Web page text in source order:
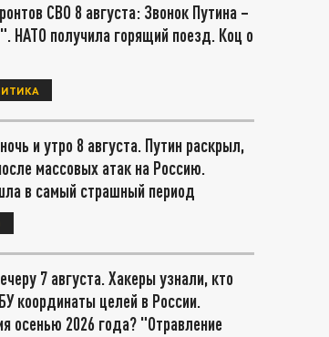
СВО 8 августа: Звонок Путина –
НАТО получила горящий поезд. Коц о
и утро 8 августа. Путин раскрыл,
массовых атак на Россию.
в самый страшный период
7 августа. Хакеры узнали, кто
координаты целей в России.
осенью 2026 года? "Отравление